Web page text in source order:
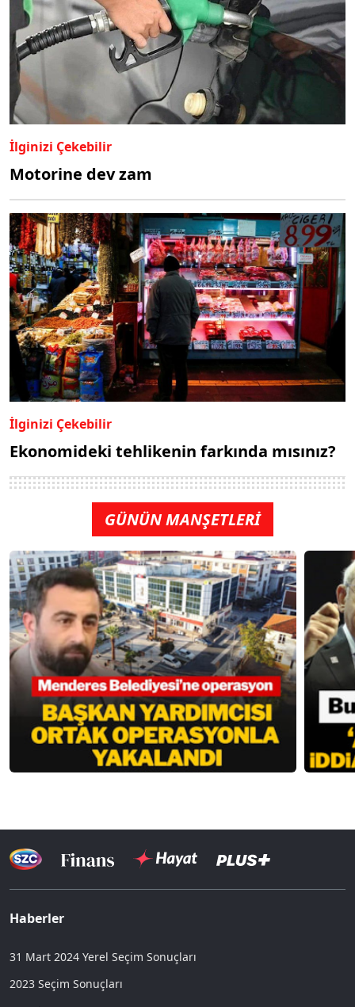
İlginizi Çekebilir
Motorine dev zam
İlginizi Çekebilir
Ekonomideki tehlikenin farkında mısınız?
GÜNÜN MANŞETLERİ
Haberler
31 Mart 2024 Yerel Seçim Sonuçları
2023 Seçim Sonuçları